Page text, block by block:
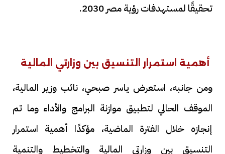
تحقيقًا لمستهدفات رؤية مصر 2030.
أهمية استمرار التنسيق بين وزارتي المالية
ومن جانبه، استعرض ياسر صبحي، نائب وزير المالية،
الموقف الحالي لتطبيق موازنة البرامج والأداء وما تم
إنجازه خلال الفترة الماضية، مؤكدًا أهمية استمرار
التنسيق بين وزارتي المالية والتخطيط والتنمية